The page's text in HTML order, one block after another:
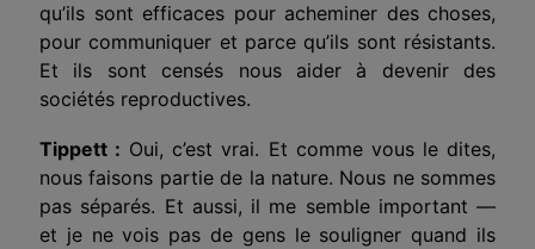
qu’ils sont efficaces pour acheminer des choses,
pour communiquer et parce qu’ils sont résistants.
Et ils sont censés nous aider à devenir des
sociétés reproductives.
Tippett : Oui, c’est vrai. Et comme vous le dites,
nous faisons partie de la nature. Nous ne sommes
pas séparés. Et aussi, il me semble important —
et je ne vois pas de gens le souligner quand ils